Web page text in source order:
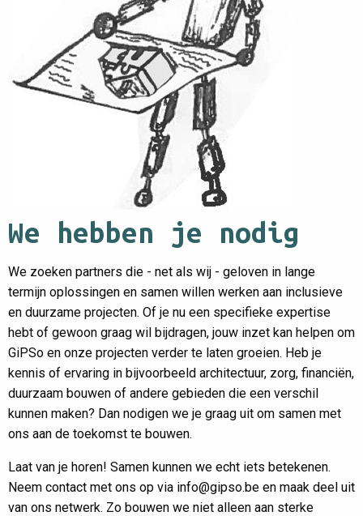
We hebben je nodig
We zoeken partners die - net als wij - geloven in lange
termijn oplossingen en samen willen werken aan inclusieve
en duurzame projecten. Of je nu een specifieke expertise
hebt of gewoon graag wil bijdragen, jouw inzet kan helpen om
GiPSo en onze projecten verder te laten groeien. Heb je
kennis of ervaring in bijvoorbeeld architectuur, zorg, financiën,
duurzaam bouwen of andere gebieden die een verschil
kunnen maken? Dan nodigen we je graag uit om samen met
ons aan de toekomst te bouwen.
Laat van je horen! Samen kunnen we echt iets betekenen.
Neem contact met ons op via info@gipso.be en maak deel uit
van ons netwerk. Zo bouwen we niet alleen aan sterke